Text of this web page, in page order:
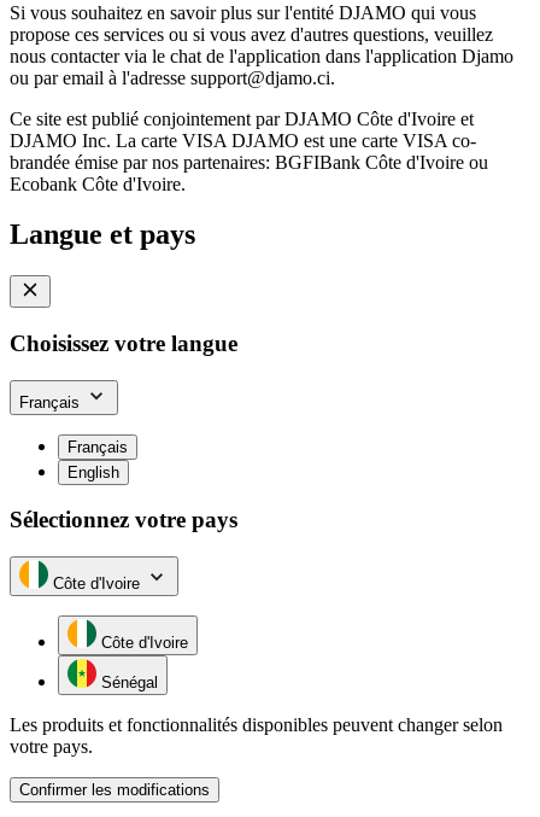
Si vous souhaitez en savoir plus sur l'entité DJAMO qui vous
propose ces services ou si vous avez d'autres questions, veuillez
nous contacter via le chat de l'application dans l'application Djamo
ou par email à l'adresse support@djamo.ci.
Ce site est publié conjointement par DJAMO Côte d'Ivoire et
DJAMO Inc. La carte VISA DJAMO est une carte VISA co-
brandée émise par nos partenaires: BGFIBank Côte d'Ivoire ou
Ecobank Côte d'Ivoire.
Langue et pays
Choisissez votre langue
Français
Français
English
Sélectionnez votre pays
Côte d'Ivoire
Côte d'Ivoire
Sénégal
Les produits et fonctionnalités disponibles peuvent changer selon
votre pays.
Confirmer les modifications